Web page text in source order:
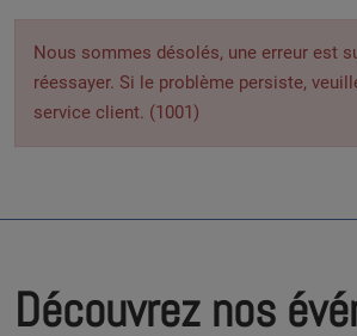
Nous sommes désolés, une erreur est
réessayer. Si le problème persiste,
service client. (1001)
Découvrez nos